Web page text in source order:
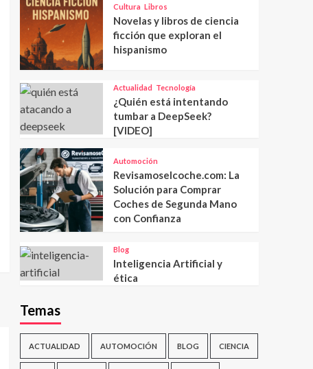
Cultura Libros
Novelas y libros de ciencia
ficción que exploran el
hispanismo
Actualidad Tecnología
¿Quién está intentando
tumbar a DeepSeek?
[VIDEO]
Automoción
Revisamoselcoche.com: La
Solución para Comprar
Coches de Segunda Mano
con Confianza
Blog
Inteligencia Artificial y
ética
Temas
ACTUALIDAD AUTOMOCIÓN BLOG CIENCIA